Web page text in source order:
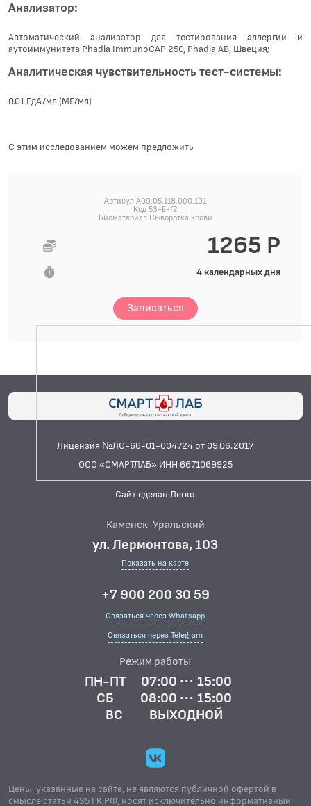
Анализатор:
Автоматический анализатор для тестирования аллергии и
аутоиммунитета Phadia ImmunoCAP 250, Phadia АВ, Швеция;
Аналитическая чувствительность тест-системы:
0.01 ЕдА/мл (МЕ/мл)
С этим исследованием можем предложить
Артикул A09.05.118.000.101
Код 53-E-f2
Биоматериал Сыворотка крови
1265 Р
4 календарных дня
Записаться
Лицензия №ЛО-66-01-004724 от 09.06.2017
ООО «СМАРТЛАБ» ИНН 6671069925
Сайт сделан Легко
Каменск-Уральский
ул. Лермонтова, 103
Показать на карте
+7 900 200 30 59
Связаться через Whatsapp
Связаться через Telegram
Режим работы
ПН-ПТ
07:00 ··· 15:00
СБ
08:00 ··· 15:00
ВС
ВЫХОДНОЙ
Цены, указанные на сайте, не являются публичной офертой в
смысле статьи 435 ГК.РФ, носят исключительно информативный